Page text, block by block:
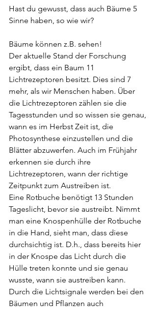
Hast du gewusst, dass auch Bäume 5
Sinne haben, so wie wir?
Bäume können z.B. sehen!
Der aktuelle Stand der Forschung
ergibt, dass ein Baum 11
Lichtrezeptoren besitzt. Dies sind 7
mehr, als wir Menschen haben. Über
die Lichtrezeptoren zählen sie die
Tagesstunden und so wissen sie genau,
wann es im Herbst Zeit ist, die
Photosynthese einzustellen und die
Blätter abzuwerfen. Auch im Frühjahr
erkennen sie durch ihre
Lichtrezeptoren, wann der richtige
Zeitpunkt zum Austreiben ist.
Eine Rotbuche benötigt 13 Stunden
Tageslicht, bevor sie austreibt. Nimmt
man eine Knospenhülle der Rotbuche
in die Hand, sieht man, dass diese
durchsichtig ist. D.h., dass bereits hier
in der Knospe das Licht durch die
Hülle treten konnte und sie genau
wusste, wann sie austreiben kann.
Durch die Lichtsignale werden bei den
Bäumen und Pflanzen auch